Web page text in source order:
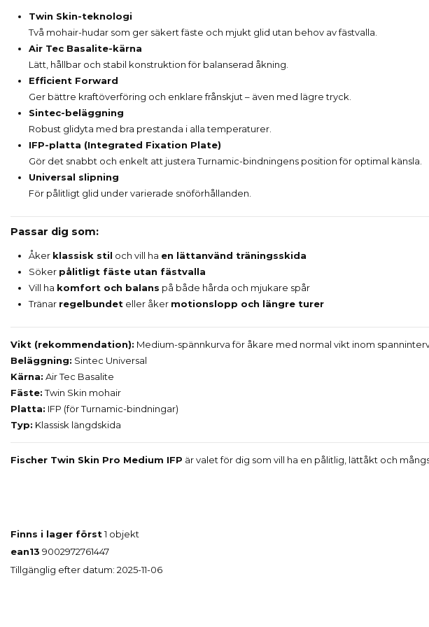
Twin Skin-teknologi
Två mohair-hudar som ger säkert fäste och mjukt glid utan behov av fästvalla.
Air Tec Basalite-kärna
Lätt, hållbar och stabil konstruktion för balanserad åkning.
Efficient Forward
Ger bättre kraftöverföring och enklare frånskjut – även med lägre tryck.
Sintec-beläggning
Robust glidyta med bra prestanda i alla temperaturer.
IFP-platta (Integrated Fixation Plate)
Gör det snabbt och enkelt att justera Turnamic-bindningens position för optimal känsla.
Universal slipning
För pålitligt glid under varierade snöförhållanden.
Passar dig som:
Åker klassisk stil och vill ha en lättanvänd träningsskida
Söker pålitligt fäste utan fästvalla
Vill ha komfort och balans på både hårda och mjukare spår
Tränar regelbundet eller åker motionslopp och längre turer
Vikt (rekommendation): Medium-spännkurva för åkare med normal vikt inom
Beläggning: Sintec Universal
Kärna: Air Tec Basalite
Fäste:Twin Skin mohair
Platta: IFP (för Turnamic-bindningar)
Typ: Klassisk längdskida
Fischer Twin Skin Pro Medium IFP är valet för dig som vill ha en pålitlig, lättåkt och
Finns i lager först1 objekt
ean13 9002972761447
Tillgänglig efter datum: 2025-11-06